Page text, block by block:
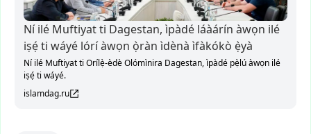
Ní ilé Muftiyat ti Dagestan, ìpàdé láàárín àwọn ilé
iṣẹ́ ti wáyé lórí àwọn ọ̀ràn ìdènà ìfàkókò ẹ̀yà
Ní ilé Muftiyat ti Orílẹ̀-èdè Olómìnira Dagestan, ìpàdé pẹ̀lú àwọn ilé
iṣẹ́ ti wáyé.
islamdag.ru